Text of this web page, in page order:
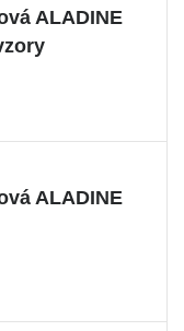
ALADINE
ALADINE